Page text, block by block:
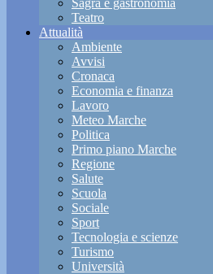
Sagra e gastronomia
Teatro
Attualità
Ambiente
Avvisi
Cronaca
Economia e finanza
Lavoro
Meteo Marche
Politica
Primo piano Marche
Regione
Salute
Scuola
Sociale
Sport
Tecnologia e scienze
Turismo
Università